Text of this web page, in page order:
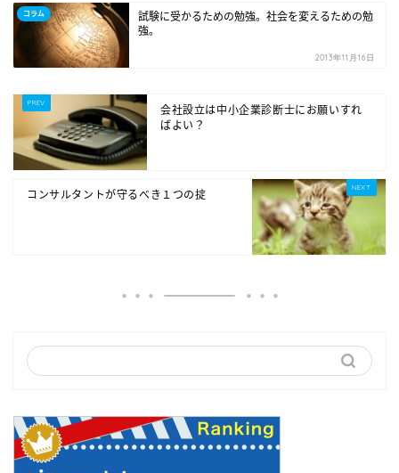
コラム
試験に受かるための勉強。社会を変えるための勉
強。
2013年11月16日
会社設立は中小企業診断士にお願いすれ
ばよい？
コンサルタントが守るべき１つの掟